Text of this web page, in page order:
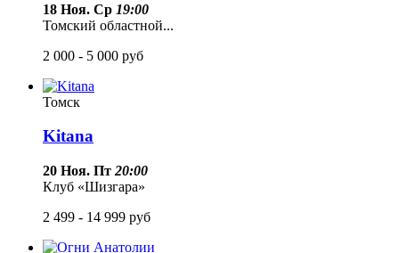
18 Ноя. Ср 19:00
Томский областной...
2 000 - 5 000 руб
Томск
Kitana
20 Ноя. Пт 20:00
Клуб «Шизгара»
2 499 - 14 999 руб